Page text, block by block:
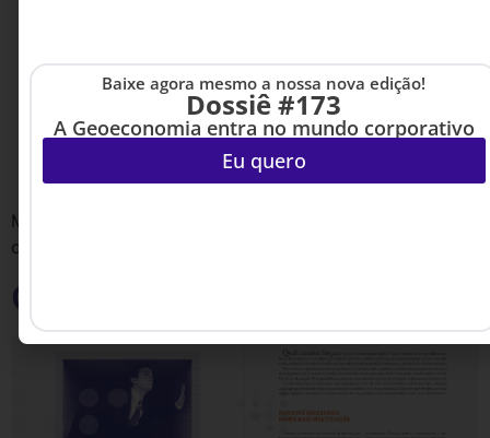
Mais cinco recortes dos 25 anos desta revista – agora,
com curiosidades e histórias dos bastidores
O motor é a insatisfação
Baixe agora mesmo a nossa nova edição!
Dossiê #173
A Geoeconomia entra no mundo corporativo
Eu quero